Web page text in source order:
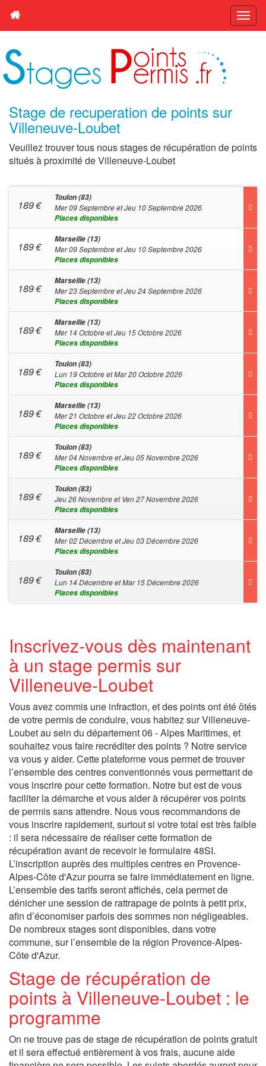
Stage de recuperation de points sur
Villeneuve-Loubet
Veuillez trouver tous nous stages de récupération de points
situés à proximité de Villeneuve-Loubet
189€
Toulon (83)
Mer 09 Septembre et Jeu 10 Septembre 2026
Places disponibles
189€
Marseille (13)
Mer 09 Septembre et Jeu 10 Septembre 2026
Places disponibles
189€
Marseille (13)
Mer 23 Septembre et Jeu 24 Septembre 2026
Places disponibles
189€
Marseille (13)
Mer 14 Octobre et Jeu 15 Octobre 2026
Places disponibles
189€
Toulon (83)
Lun 19 Octobre et Mar 20 Octobre 2026
Places disponibles
189€
Marseille (13)
Mer 21 Octobre et Jeu 22 Octobre 2026
Places disponibles
189€
Toulon (83)
Mer 04 Novembre et Jeu 05 Novembre 2026
Places disponibles
189€
Toulon (83)
Jeu 26 Novembre et Ven 27 Novembre 2026
Places disponibles
189€
Marseille (13)
Mer 02 Décembre et Jeu 03 Décembre 2026
Places disponibles
189€
Toulon (83)
Lun 14 Décembre et Mar 15 Décembre 2026
Places disponibles
Inscrivez-vous dès maintenant
à un stage permis sur
Villeneuve-Loubet
Vous avez commis une infraction, et des points ont été ôtés
de votre permis de conduire, vous habitez sur Villeneuve-
Loubet au sein du département 06 - Alpes Maritimes, et
souhaitez vous faire recréditer des points ? Notre service
va vous y aider. Cette plateforme vous permet de trouver
l’ensemble des centres conventionnés vous permettant de
vous inscrire pour cette formation. Notre but est de vous
faciliter la démarche et vous aider à récupérer vos points
de permis sans attendre. Nous vous recommandons de
vous inscrire rapidement, surtout si votre total est très faible
: il sera nécessaire de réaliser cette formation de
récupération avant de recevoir le formulaire 48SI.
L’inscription auprès des multiples centres en Provence-
Alpes-Côte d'Azur pourra se faire immédiatement en ligne.
L’ensemble des tarifs seront affichés, cela permet de
dénicher une session de rattrapage de points à petit prix,
afin d’économiser parfois des sommes non négligeables.
De nombreux stages sont disponibles, dans votre
commune, sur l’ensemble de la région Provence-Alpes-
Côte d'Azur.
Stage de récupération de
points à Villeneuve-Loubet : le
programme
On ne trouve pas de stage de récupération de points gratuit
et il sera effectué entièrement à vos frais, aucune aide